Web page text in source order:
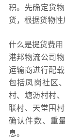
积。先确定货
货，根据货物性
什么是提货费用
港邦物流公司
运输商进行配
包括凤岗社区
村、塘沥村村
联村、天堂围
确认件数、重
息。